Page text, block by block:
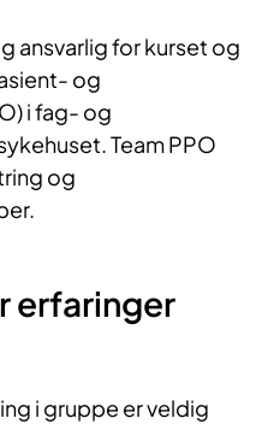
ansvarlig for kurset og
og
i fag- og
Team PPO
og
erfaringer
i gruppe er veldig